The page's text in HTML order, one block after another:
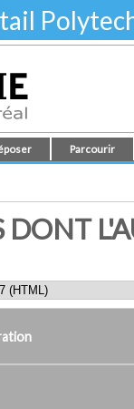
Parcourir